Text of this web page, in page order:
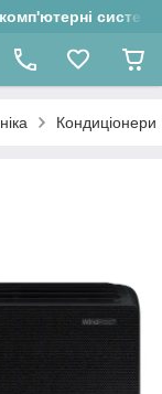
системи
Кондиціонери